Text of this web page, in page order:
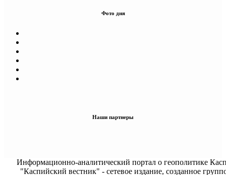
Фото дня
Наши партнеры
Информационно-аналитический портал о геополитике
"Каспийский вестник" - сетевое издание, созданное